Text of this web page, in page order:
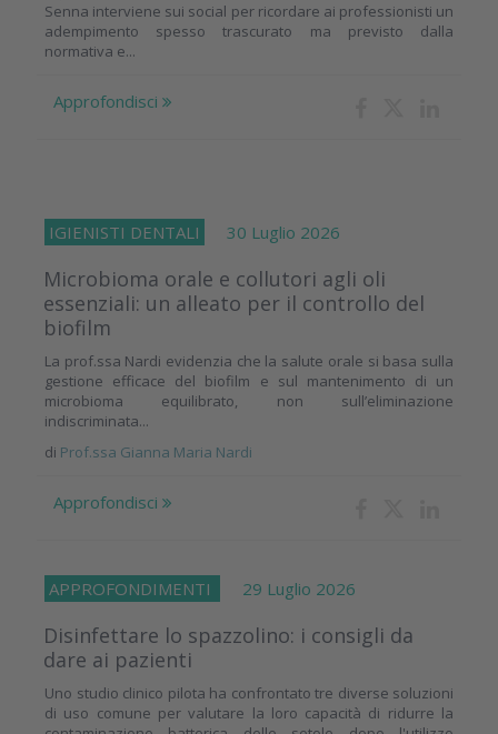
Senna interviene sui social per ricordare ai professionisti un
adempimento spesso trascurato ma previsto dalla
normativa e...
Approfondisci
IGIENISTI DENTALI 30 Luglio 2026
Microbioma orale e collutori agli oli
essenziali: un alleato per il controllo del
biofilm
La prof.ssa Nardi evidenzia che la salute orale si basa sulla
gestione efficace del biofilm e sul mantenimento di un
microbioma equilibrato, non sull’eliminazione
indiscriminata...
di Prof.ssa Gianna Maria Nardi
Approfondisci
APPROFONDIMENTI 29 Luglio 2026
Disinfettare lo spazzolino: i consigli da
dare ai pazienti
Uno studio clinico pilota ha confrontato tre diverse soluzioni
di uso comune per valutare la loro capacità di ridurre la